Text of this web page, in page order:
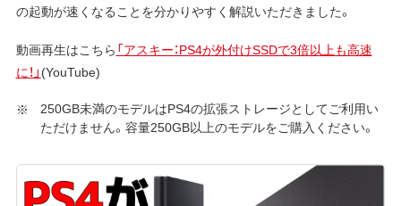
の起動が速くなることを分かりやすく解説いただきました。
動画再生はこちら 「アスキー：PS4が外付けSSDで3倍以上も高速
に！」 (YouTube)
250GB未満のモデルはPS4の拡張ストレージとしてご利用い
ただけません。容量250GB以上のモデルをご購入ください。